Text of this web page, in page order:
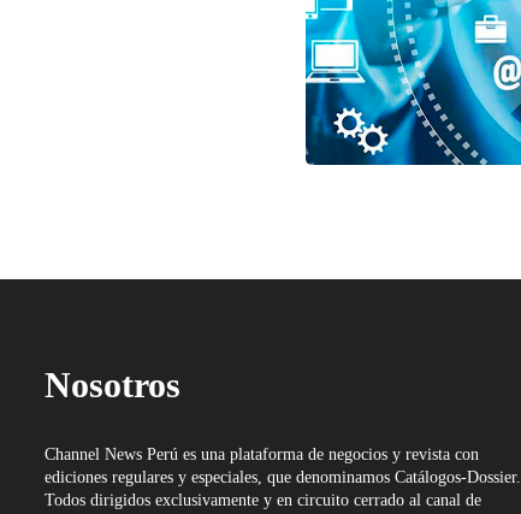
Nosotros
Channel News Perú es una plataforma de negocios y revista con
ediciones regulares y especiales, que denominamos Catálogos-Dossier.
Todos dirigidos exclusivamente y en circuito cerrado al canal de